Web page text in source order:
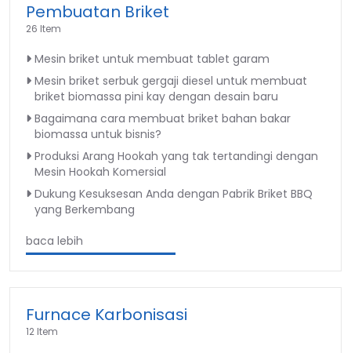
Pembuatan Briket
26 Item
Mesin briket untuk membuat tablet garam
Mesin briket serbuk gergaji diesel untuk membuat
briket biomassa pini kay dengan desain baru
Bagaimana cara membuat briket bahan bakar
biomassa untuk bisnis?
Produksi Arang Hookah yang tak tertandingi dengan
Mesin Hookah Komersial
Dukung Kesuksesan Anda dengan Pabrik Briket BBQ
yang Berkembang
baca lebih
Furnace Karbonisasi
12 Item